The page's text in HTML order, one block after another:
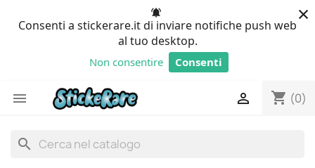
Consenti a stickerare.it di inviare notifiche push web
al tuo desktop.
Non consentire Consenti
×
 shopping_cart (0)

search